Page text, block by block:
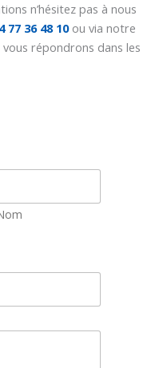
n’hésitez pas à nous
77 36 48 10 ou via notre
vous répondrons dans les